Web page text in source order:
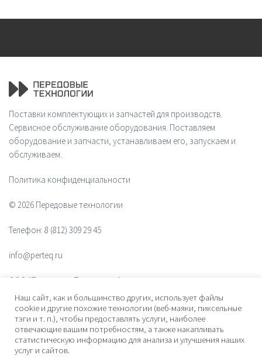
Поставки комплектующих и запчастей для производств.
Сервисное обслуживание оборудования. Поставляем
оборудование и запчасти, устанавливаем его, запускаем и
обслуживаем.
Политика конфиденциальности
© 2026 Передовые технологии
Телефон: 8 (812) 309 29 45
info@perteq.ru
ООО "Передовые Технологии"
ОГРН 1117847072628
Почтовый индекс 196006
Адрес: ул. Рощинская, дом 32, офис 201, лит. А. Санкт-Петербург,
Наш сайт, как и большинство других, использует файлы
cookie и другие похожие технологии (веб-маяки, пиксельные
тэги и т. п.), чтобы предоставлять услуги, наиболее
отвечающие вашим потребностям, а также накапливать
статистическую информацию для анализа и улучшения наших
услуг и сайтов.